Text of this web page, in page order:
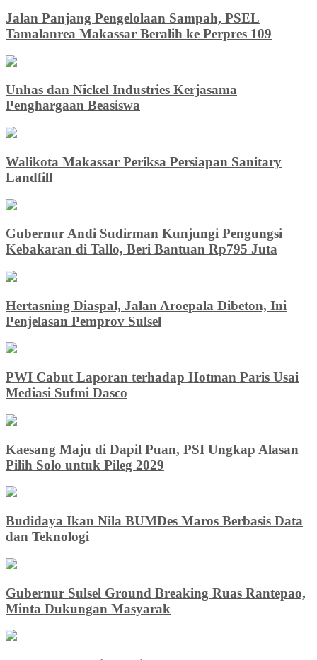
Jalan Panjang Pengelolaan Sampah, PSEL
Tamalanrea Makassar Beralih ke Perpres 109
Unhas dan Nickel Industries Kerjasama
Penghargaan Beasiswa
Walikota Makassar Periksa Persiapan Sanitary
Landfill
Gubernur Andi Sudirman Kunjungi Pengungsi
Kebakaran di Tallo, Beri Bantuan Rp795 Juta
Hertasning Diaspal, Jalan Aroepala Dibeton, Ini
Penjelasan Pemprov Sulsel
PWI Cabut Laporan terhadap Hotman Paris Usai
Mediasi Sufmi Dasco
Kaesang Maju di Dapil Puan, PSI Ungkap Alasan
Pilih Solo untuk Pileg 2029
Budidaya Ikan Nila BUMDes Maros Berbasis Data
dan Teknologi
Gubernur Sulsel Ground Breaking Ruas Rantepao,
Minta Dukungan Masyarak